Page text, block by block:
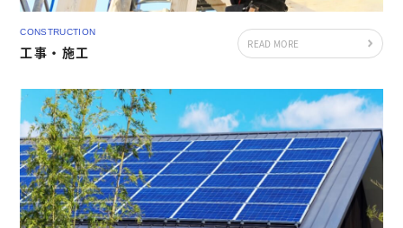
CONSTRUCTION
工事・施工 READ MORE